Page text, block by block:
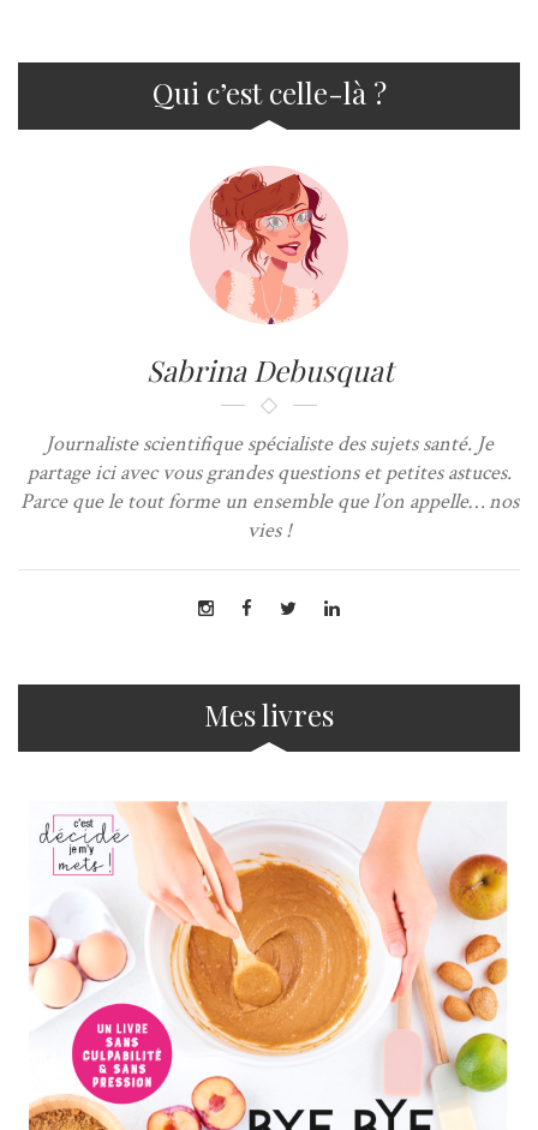
Qui c’est celle-là ?
Sabrina Debusquat
Journaliste scientifique spécialiste des sujets santé. Je
partage ici avec vous grandes questions et petites astuces.
Parce que le tout forme un ensemble que l’on appelle… nos
vies !
Mes livres